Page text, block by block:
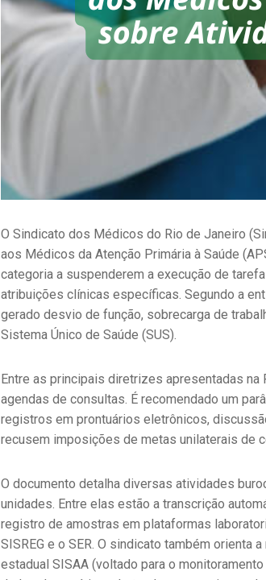
O Sindicato dos Médicos do Rio de Janeiro
aos Médicos da Atenção Primária à Saúde
categoria a suspenderem a execução de
atribuições clínicas específicas. Segundo a
gerado desvio de função, sobrecarga de
Sistema Único de Saúde (SUS).
Entre as principais diretrizes apresentadas
agendas de consultas. É recomendado um
registros em prontuários eletrônicos,
recusem imposições de metas unilaterais de
O documento detalha diversas atividades
unidades. Entre elas estão a transcrição
registro de amostras em plataformas
SISREG e o SER. O sindicato também orienta
estadual SISAA (voltado para o